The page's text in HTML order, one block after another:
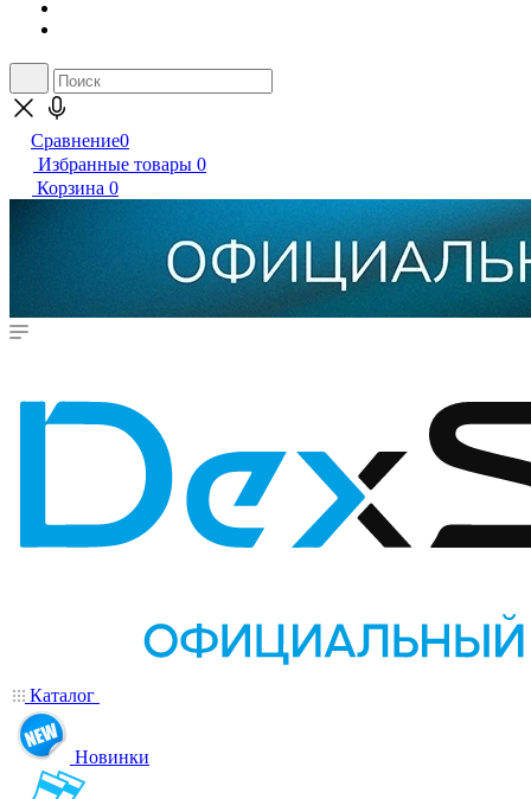
Сравнение0
Избранные товары 0
Корзина 0
Каталог
Новинки